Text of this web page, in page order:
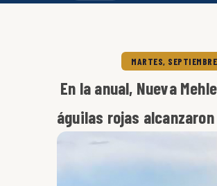
MARTES,
En la anual, Nueva
águilas rojas